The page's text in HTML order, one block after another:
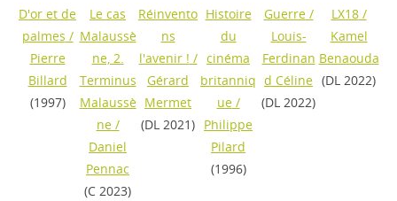
D'or et de
palmes /
Pierre
Billard
(1997)
Le cas
Malaussè
ne, 2.
Terminus
Malaussè
ne/
Daniel
Pennac
(C 2023)
Réinvento
ns
l'avenir ! /
Gérard
Mermet
(DL 2021)
Histoire
du
cinéma
britanniq
ue/
Philippe
Pilard
(1996)
Guerre/
Louis-
Ferdinan
d Céline
(DL 2022)
LX18/
Kamel
Benaouda
(DL 2022)